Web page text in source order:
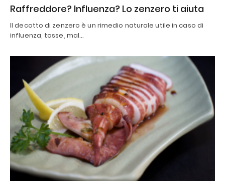
Raffreddore? Influenza? Lo zenzero ti aiuta
Il decotto di zenzero è un rimedio naturale utile in caso di
influenza, tosse, mal…